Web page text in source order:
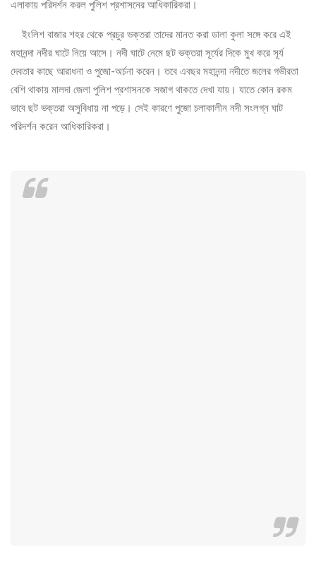
এলাকায় পরিদর্শন করল পুলিশ প্রশাসনের আধিকারিকরা।
ইংলিশ বাজার শহর থেকে প্রচুর ভক্তরা তাদের মানত করা ডালা কুলা সঙ্গে করে এই
মহানন্দা নদীর ঘাটে নিয়ে আসে। নদী ঘাটে নেমে ছট ভক্তরা সূর্যের দিকে মুখ করে সূর্য
দেবতার কাছে আরাধনা ও পুজো-অর্চনা করেন। তবে এবছর মহানন্দা নদীতে জলের গভীরতা
বেশি থাকায় মালদা জেলা পুলিশ প্রশাসনকে সজাগ থাকতে দেখা যায়। যাতে কোন রকম
ভাবে ছট ভক্তরা অসুবিধায় না পড়ে। সেই কারণে পুজো চলাকালীন নদী সংলগ্ন ঘাট
পরিদর্শন করেন আধিকারিকরা।